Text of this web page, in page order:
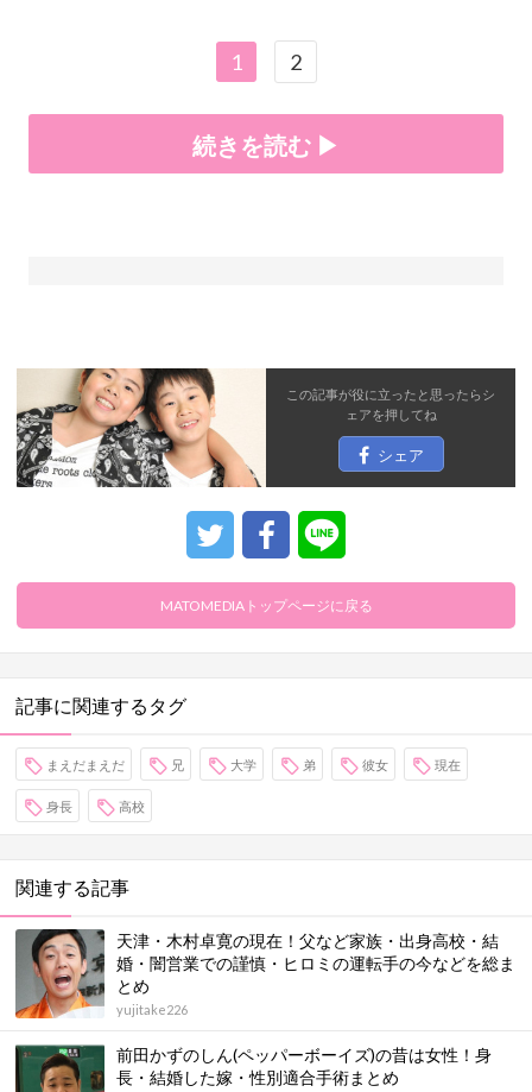
1 2
続きを読む ▶
この記事が役に立ったと思ったら シ
ェアを押してね
シェア
MATOMEDIAトップページに戻る
記事に関連するタグ
まえだまえだ 兄 大学 弟 彼女 現在
身長 高校
関連する記事
天津・木村卓寛の現在！父など家族・出身高校・結
婚・闇営業での謹慎・ヒロミの運転手の今などを総ま
とめ
yujitake226
前田かずのしん(ペッパーボーイズ)の昔は女性！身
長・結婚した嫁・性別適合手術まとめ